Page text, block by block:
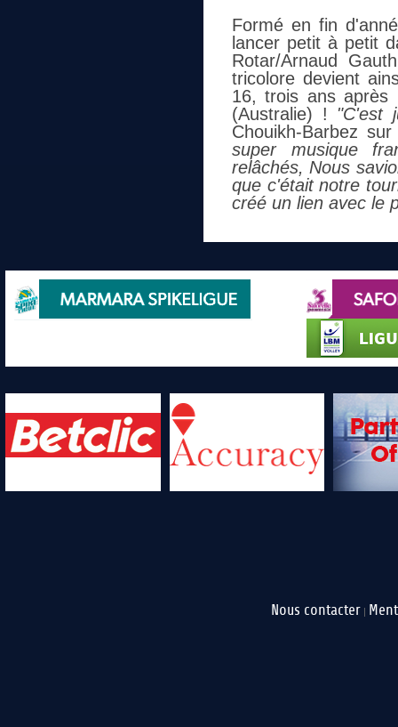
Formé en fin
lancer petit à petit
Rotar/Arnaud
tricolore devient
16, trois ans après
(Australie) ! "C'est
Chouikh-Barbez
super musique
relâchés, Nous
que c'était notre
créé un lien avec le
Nous contacter |